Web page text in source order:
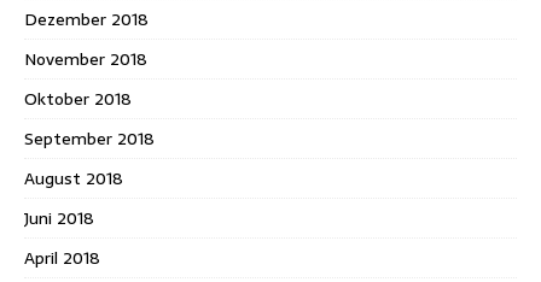
Dezember 2018
November 2018
Oktober 2018
September 2018
August 2018
Juni 2018
April 2018